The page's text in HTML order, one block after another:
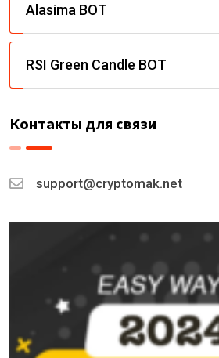
Alasima BOT
RSI Green Candle BOT
Контакты для связи
support@cryptomak.net